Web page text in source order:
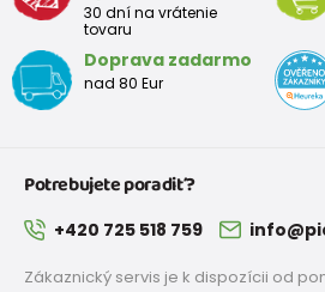
32
213 mm 73 mm
33
220 mm 75 mm
34
77 mm
30 dní na vrátenie
tovaru
Doprava zadarmo
nad 80 Eur
Potrebujete poradiť?
+420 725 518 759
Zákaznický servis je k dispozícii od